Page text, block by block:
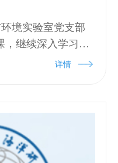
境实验室党支部
，继续深入学习十
习教育常态化制
详情